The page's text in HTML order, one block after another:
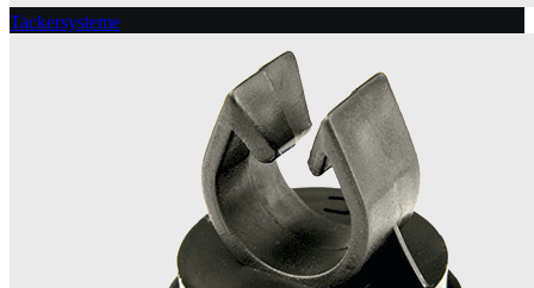
Tackersysteme